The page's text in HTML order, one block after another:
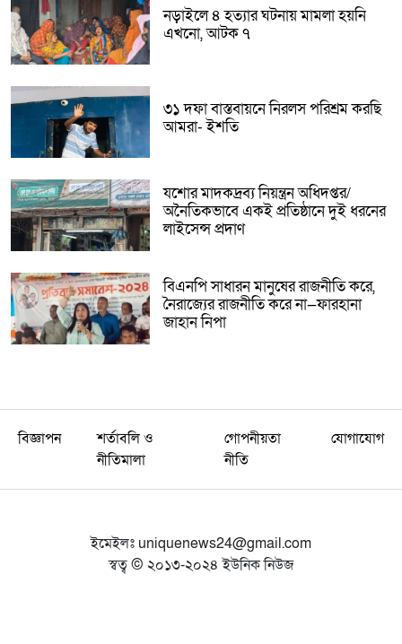
নড়াইলে ৪ হত্যার ঘটনায় মামলা হয়নি
এখনো, আটক ৭
৩১ দফা বাস্তবায়নে নিরলস পরিশ্রম করছি
আমরা- ইশতি
যশোর মাদকদ্রব্য নিয়ন্ত্রন অধিদপ্তর/
অনৈতিকভাবে একই প্রতিষ্ঠানে দুই ধরনের
লাইসেন্স প্রদাণ
বিএনপি সাধারন মানুষের রাজনীতি করে,
নৈরাজ্যের রাজনীতি করে না—ফারহানা
জাহান নিপা
বিজ্ঞাপন
শর্তাবলি ও
নীতিমালা
গোপনীয়তা
নীতি
যোগাযোগ
ইমেইলঃ uniquenews24@gmail.com
স্বত্ব © ২০১৩-২০২৪ ইউনিক নিউজ